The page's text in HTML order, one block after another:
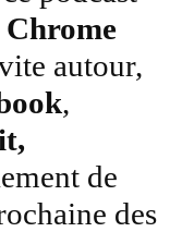
Chrome
autour,
,
de
des